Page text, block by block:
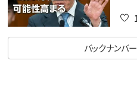
バックナンバ